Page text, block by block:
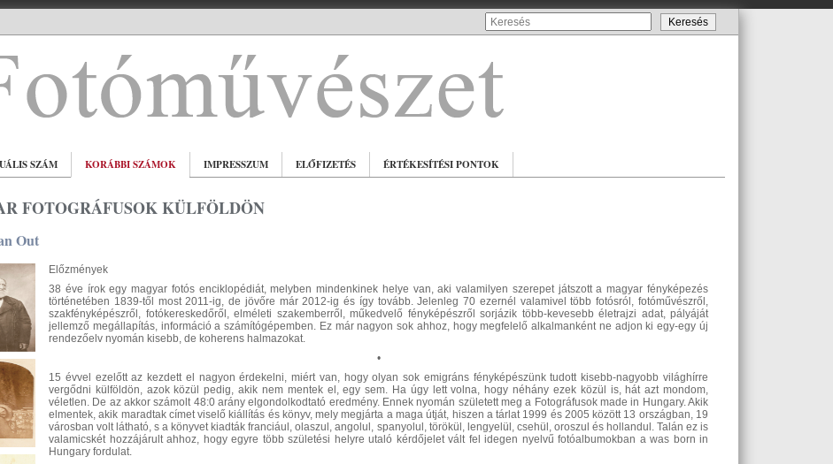
SZÁM KORÁBBI SZÁMOK IMPRESSZUM ELŐFIZETÉS ÉRTÉKESÍTÉSI PONTOK
FOTOGRÁFUSOK KÜLFÖLDÖN
Out
Előzmények
38 éve írok egy magyar fotós enciklopédiát, melyben mindenkinek helye van, aki valamilyen szerepet játszott a magyar fényképezés
történetében 1839-től most 2011-ig, de jövőre már 2012-ig és így tovább. Jelenleg 70 ezernél valamivel több fotósról, fotóművészről,
szakfényképészről, fotókereskedőről, elméleti szakemberről, műkedvelő fényképészről sorjázik több-kevesebb életrajzi adat, pályáját
jellemző megállapítás, információ a számítógépemben. Ez már nagyon sok ahhoz, hogy megfelelő alkalmanként ne adjon ki egy-egy új
rendezőelv nyomán kisebb, de koherens halmazokat.
•
15 évvel ezelőtt az kezdett el nagyon érdekelni, miért van, hogy olyan sok emigráns fényképészünk tudott kisebb-nagyobb világhírre
vergődni külföldön, azok közül pedig, akik nem mentek el, egy sem. Ha úgy lett volna, hogy néhány ezek közül is, hát azt mondom,
véletlen. De az akkor számolt 48:0 arány elgondolkodtató eredmény. Ennek nyomán született meg a Fotográfusok made in Hungary. Akik
elmentek, akik maradtak címet viselő kiállítás és könyv, mely megjárta a maga útját, hiszen a tárlat 1999 és 2005 között 13 országban, 19
városban volt látható, s a könyvet kiadták franciául, olaszul, angolul, spanyolul, törökül, lengyelül, csehül, oroszul és hollandul. Talán ez is
valamicskét hozzájárult ahhoz, hogy egyre több születési helyre utaló kérdőjelet vált fel idegen nyelvű fotóalbumokban a was born in
Hungary fordulat.